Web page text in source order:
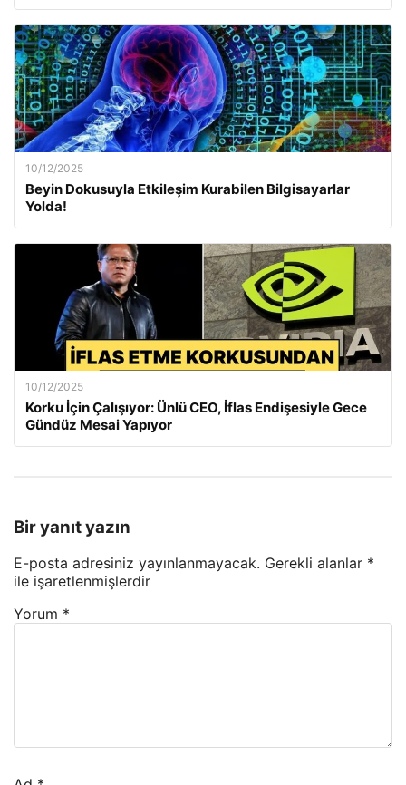
10/12/2025
Beyin Dokusuyla Etkileşim Kurabilen Bilgisayarlar
Yolda!
10/12/2025
Korku İçin Çalışıyor: Ünlü CEO, İflas Endişesiyle Gece
Gündüz Mesai Yapıyor
Bir yanıt yazın
E-posta adresiniz yayınlanmayacak. Gerekli alanlar *
ile işaretlenmişlerdir
Yorum *